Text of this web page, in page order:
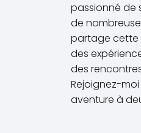
passionné de
de
partage cette
des
des
Rejoignez-
aventure à